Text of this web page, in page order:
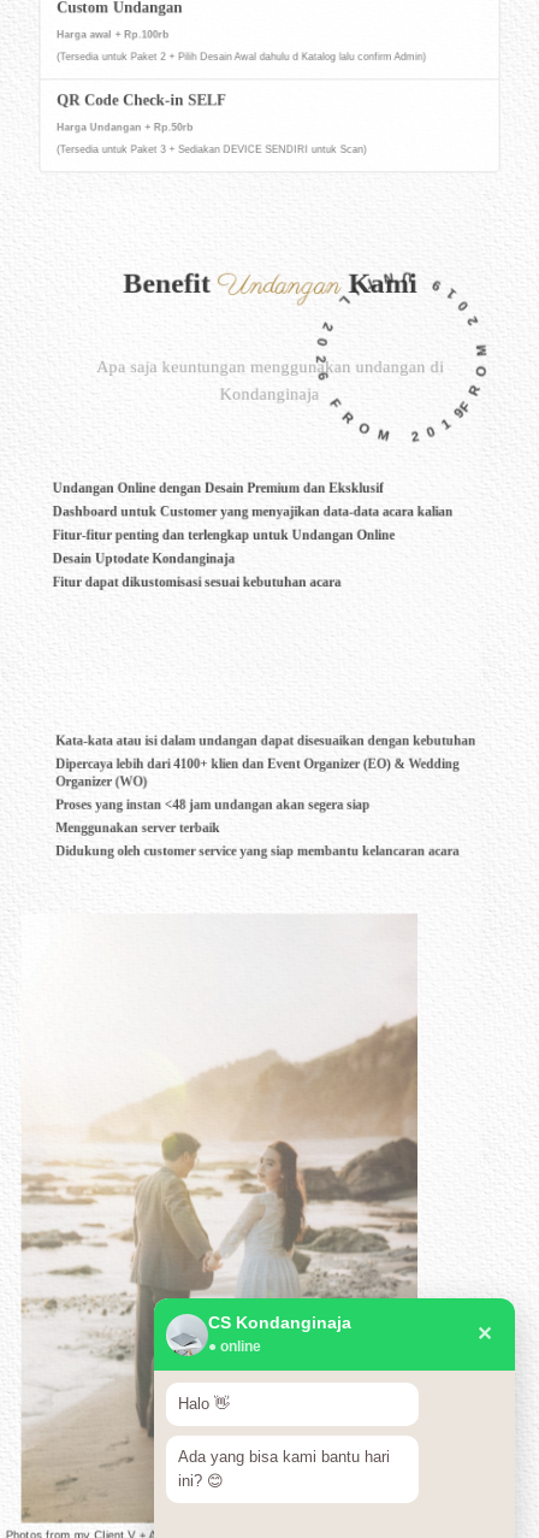
Harga awal + Rp.100rb
(Tersedia untuk Paket 2 + Pilih Desain Awal dahulu d Katalog lalu confirm Admin)
Harga Undangan + Rp.50rb
(Tersedia untuk Paket 3 + Sediakan DEVICE SENDIRI untuk Scan)
Benefit UndanganKami
Apa saja keuntungan menggunakan undangan di
Kondanginaja
Dashboard untuk Customer yang menyajikan data-data acara kalian
Fitur-fitur penting dan terlengkap untuk Undangan Online
Desain Uptodate Kondanginaja
Fitur dapat dikustomisasi sesuai kebutuhan acara
Dipercaya lebih dari 4100+ klien dan Event Organizer (EO) & Wedding
Organizer (WO)
Proses yang instan <48 jam undangan akan segera siap
Menggunakan server terbaik
Didukung oleh customer service yang siap membantu kelancaran acara
FROM 2019 UNTIL 2026 FROM 2019 UNTIL 2026 FROM 2019 UNTIL 2026 FROM 2019 UNTIL 2026
Photos from my Client V + A
CS Kondanginaja
● online
✕
Halo 👋
Ada yang bisa kami bantu hari
ini? 😊